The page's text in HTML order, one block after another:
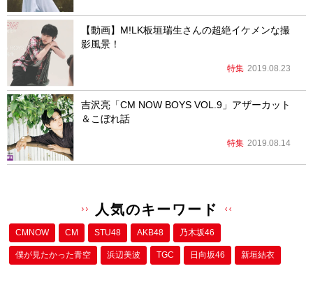
【動画】M!LK板垣瑞生さんの超絶イケメンな撮
影風景！
特集 2019.08.23
吉沢亮「CM NOW BOYS VOL.9」アザーカット
＆こぼれ話
特集 2019.08.14
人気のキーワード
CMNOW CM STU48 AKB48 乃木坂46
僕が⾒たかった⻘空 浜辺美波 TGC 日向坂46 新垣結衣